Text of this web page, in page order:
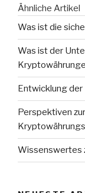
Ähnliche Artikel
Was ist die
Was ist der
Entwicklung
Perspektiven
Wissenswertes